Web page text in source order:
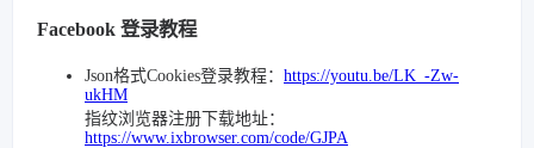
Facebook 登录教程
Json格式Cookies登录教程： https://youtu.be/LK_-Zw-
ukHM
指纹浏览器注册下载地址：
https://www.ixbrowser.com/code/GJPA